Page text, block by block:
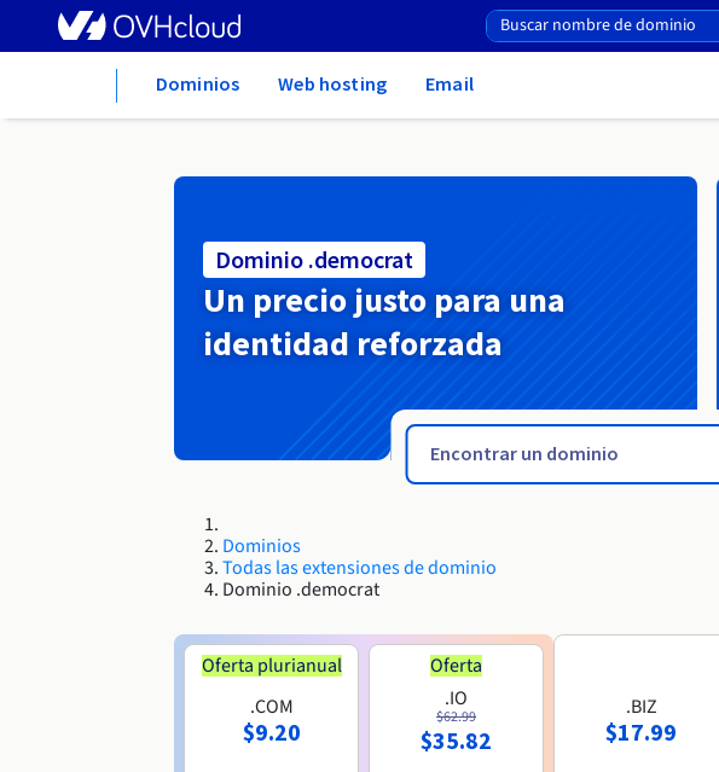
Dominios Web hosting Email
Dominio .democrat
Un precio justo para una
identidad reforzada
Dominios
Todas las extensiones de dominio
Dominio .democrat
Oferta plurianual
.COM
$9.20
Oferta
.IO
$62.99
$35.82
.BIZ
$17.99